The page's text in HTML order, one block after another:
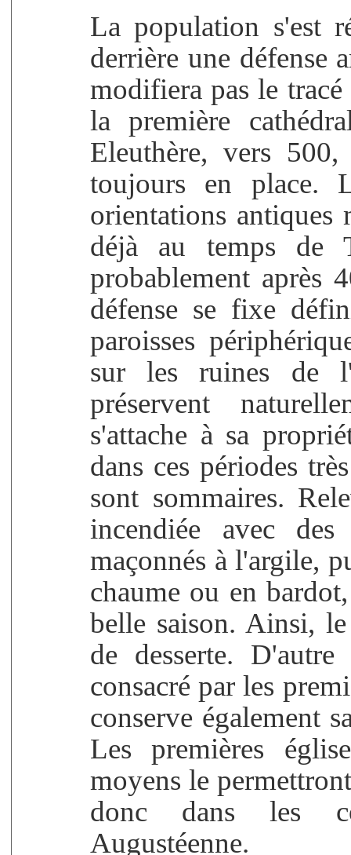
La population s'est
derrière une défense
modifiera pas le
la première
Eleuthère, vers
toujours en place.
orientations
déjà au temps de
probablement après
défense se fixe
paroisses
sur les ruines de
préservent
s'attache à sa
dans ces périodes
sont sommaires.
incendiée avec
maçonnés à l'argile,
chaume ou en
belle saison. Ainsi,
de desserte.
consacré par les
conserve également
Les premières
moyens le
donc dans les
Augustéenne.